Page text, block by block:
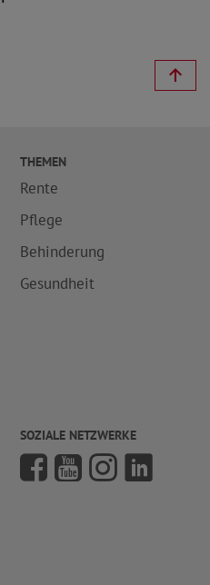
THEMEN
Rente
Pflege
Behinderung
Gesundheit
SOZIALE NETZWERKE